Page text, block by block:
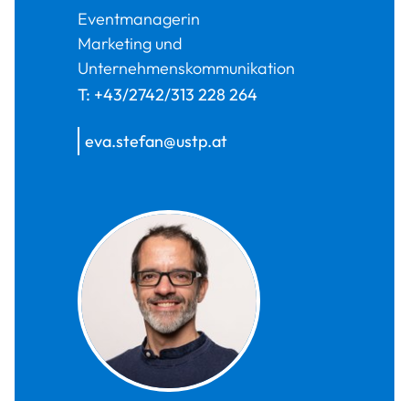
Eventmanagerin
Marketing und
Unternehmenskommunikation
T: +43/2742/313 228 264
eva.stefan@ustp.at